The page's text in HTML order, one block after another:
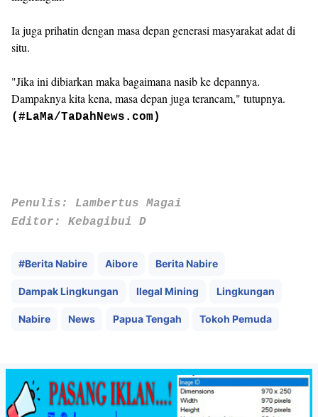
Ia juga prihatin dengan masa depan generasi masyarakat adat di
situ.
"Jika ini dibiarkan maka bagaimana nasib ke depannya.
Dampaknya kita kena, masa depan juga terancam," tutupnya.
(#LaMa/TaDahNews.com)
Penulis: Lambertus Magai
Editor: Kebagibui D
#Berita Nabire Aibore Berita Nabire
Dampak Lingkungan Ilegal Mining Lingkungan
Nabire News Papua Tengah Tokoh Pemuda